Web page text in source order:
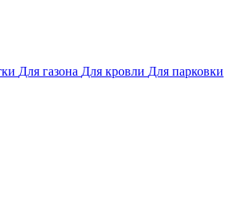
Для газона Для кровли Для парковки